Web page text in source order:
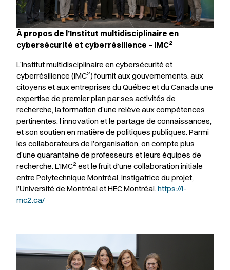
À propos de l’Institut multidisciplinaire en
cybersécurité et cyberrésilience – IMC2
L’Institut multidisciplinaire en cybersécurité et
cyberrésilience (IMC2) fournit aux gouvernements, aux
citoyens et aux entreprises du Québec et du Canada une
expertise de premier plan par ses activités de
recherche, la formation d’une relève aux compétences
pertinentes, l’innovation et le partage de connaissances,
et son soutien en matière de politiques publiques. Parmi
les collaborateurs de l’organisation, on compte plus
d’une quarantaine de professeurs et leurs équipes de
recherche. L’IMC2 est le fruit d’une collaboration initiale
entre Polytechnique Montréal, instigatrice du projet,
l’Université de Montréal et HEC Montréal. https://i-
mc2.ca/